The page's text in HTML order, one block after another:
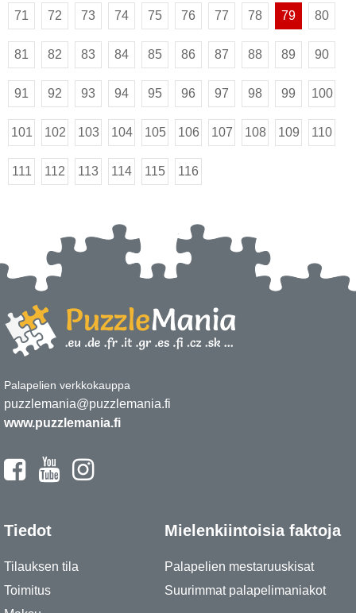
71 72 73 74 75 76 77 78 79 80
81 82 83 84 85 86 87 88 89 90
91 92 93 94 95 96 97 98 99 100
101 102 103 104 105 106 107 108 109 110
111 112 113 114 115 116
Palapelien verkkokauppa
puzzlemania@puzzlemania.fi
www.puzzlemania.fi
Tiedot
Tilauksen tila
Toimitus
Mielenkiintoisia faktoja
Palapelien mestaruuskisat
Suurimmat palapelimaniakot